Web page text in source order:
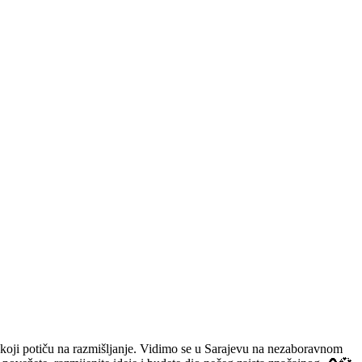
potiču na razmišljanje. Vidimo se u Sarajevu na nezaboravnom